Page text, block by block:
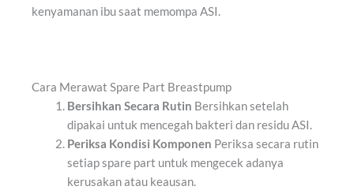
kenyamanan ibu saat memompa ASI.
Cara Merawat Spare Part Breastpump
Bersihkan Secara Rutin Bersihkan setelah
dipakai untuk mencegah bakteri dan residu ASI.
Periksa Kondisi Komponen Periksa secara rutin
setiap spare part untuk mengecek adanya
kerusakan atau keausan.